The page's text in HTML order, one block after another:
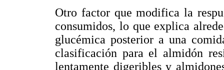
Otro factor que modifica la
consumidos, lo que explica
glucémica posterior a una
clasificación para el almidón
lentamente digeribles y